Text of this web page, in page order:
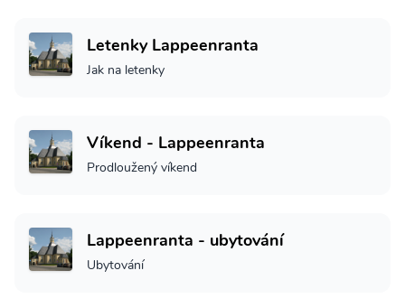
Letenky Lappeenranta
Jak na letenky
Víkend - Lappeenranta
Prodloužený víkend
Lappeenranta - ubytování
Ubytování